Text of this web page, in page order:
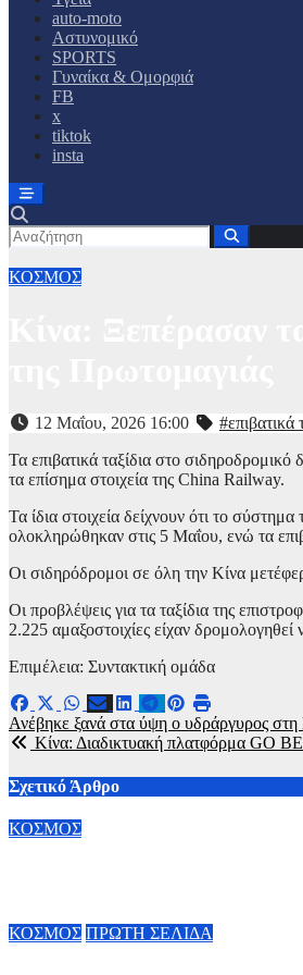
auto-moto
Αστυνομικό
SPORTS
Γυναίκα & Ομορφιά
FB
x
tiktok
insta
ΚΟΣΜΟΣ
12 Μαΐου, 2026 16:00 #επιβατικά
Τα επιβατικά ταξίδια στο
τα επίσημα στοιχεία της China Railway.
Τα ίδια στοιχεία δείχνουν ότι το
ολοκληρώθηκαν στις 5 Μαΐου, ενώ τα
Οι σιδηρόδρομοι σε όλη την Κίνα
Οι προβλέψεις για τα ταξίδια της
2.225 αμαξοστοιχίες είχαν
Επιμέλεια: Συντακτική ομάδα
Πλοήγηση
άρθρων
Ανέβηκε ξανά στα ύψη ο υδράργυρος
Κίνα: Διαδικτυακή πλατφόρμα GO
Σχετικό Άρθρο
ΚΟΣΜΟΣ
ΚΟΣΜΟΣ ΠΡΩΤΗ ΣΕΛΙΔΑ